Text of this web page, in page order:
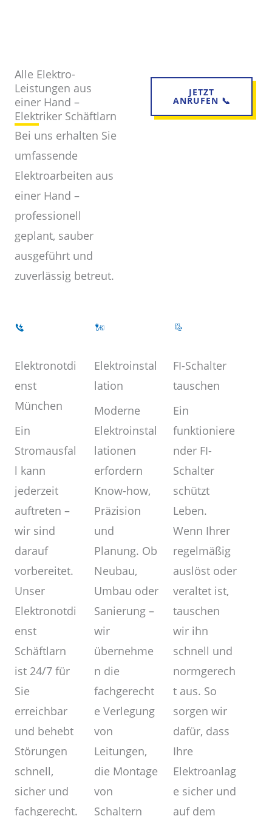
Alle Elektro-
Leistungen aus
einer Hand –
Elektriker Schäftlarn
Bei uns erhalten Sie
umfassende
Elektroarbeiten aus
einer Hand –
professionell
geplant, sauber
ausgeführt und
zuverlässig betreut.
JETZT
ANRUFEN 📞
Elektronotdi
enst
München
Ein
Stromausfal
l kann
jederzeit
auftreten –
wir sind
darauf
vorbereitet.
Unser
Elektronotdi
enst
Schäftlarn
ist 24/7 für
Sie
erreichbar
und behebt
Störungen
schnell,
sicher und
fachgerecht.
Elektroinstal
lation
Moderne
Elektroinstal
lationen
erfordern
Know-how,
Präzision
und
Planung. Ob
Neubau,
Umbau oder
Sanierung –
wir
übernehme
n die
fachgerecht
e Verlegung
von
Leitungen,
die Montage
von
Schaltern
FI-Schalter
tauschen
Ein
funktioniere
nder FI-
Schalter
schützt
Leben.
Wenn Ihrer
regelmäßig
auslöst oder
veraltet ist,
tauschen
wir ihn
schnell und
normgerech
t aus. So
sorgen wir
dafür, dass
Ihre
Elektroanlag
e sicher und
auf dem